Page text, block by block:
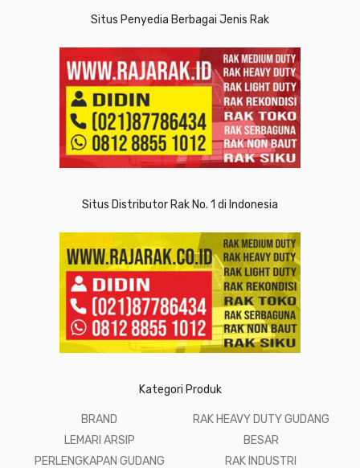
Situs Penyedia Berbagai Jenis Rak
Situs Distributor Rak No. 1 di Indonesia
Kategori Produk
BRAND
LEMARI ARSIP
PERLENGKAPAN GUDANG
RAK HEAVY DUTY GUDANG
BESAR
RAK INDUSTRI